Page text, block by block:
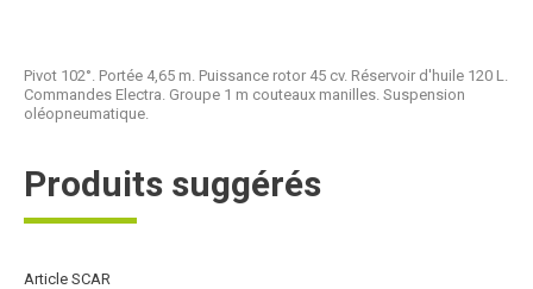
Pivot 102°. Portée 4,65 m. Puissance rotor 45 cv. Réservoir d'huile 120 L.
Commandes Electra. Groupe 1 m couteaux manilles. Suspension
oléopneumatique.
Produits suggérés
Article SCAR